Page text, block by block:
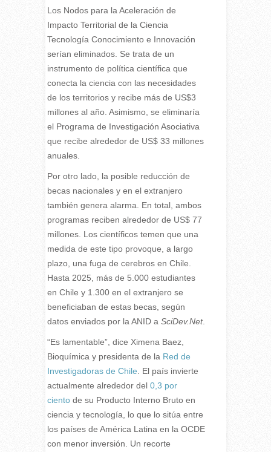
Los Nodos para la Aceleración de
Impacto Territorial de la Ciencia
Tecnología Conocimiento e Innovación
serían eliminados. Se trata de un
instrumento de política científica que
conecta la ciencia con las necesidades
de los territorios y recibe más de US$3
millones al año. Asimismo, se eliminaría
el Programa de Investigación Asociativa
que recibe alrededor de US$ 33 millones
anuales.
Por otro lado, la posible reducción de
becas nacionales y en el extranjero
también genera alarma. En total, ambos
programas reciben alrededor de US$ 77
millones. Los científicos temen que una
medida de este tipo provoque, a largo
plazo, una fuga de cerebros en Chile.
Hasta 2025, más de 5.000 estudiantes
en Chile y 1.300 en el extranjero se
beneficiaban de estas becas, según
datos enviados por la ANID a SciDev.Net.
“Es lamentable”, dice Ximena Baez,
Bioquímica y presidenta de la Red de
Investigadoras de Chile . El país invierte
actualmente alrededor del 0,3 por
cientode su Producto Interno Bruto en
ciencia y tecnología, lo que lo sitúa entre
los países de América Latina en la OCDE
con menor inversión. Un recorte